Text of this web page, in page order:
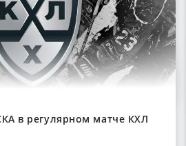
в регулярном матче КХЛ